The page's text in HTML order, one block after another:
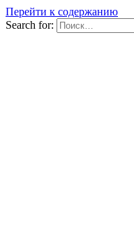
Перейти к содержанию
Search for: